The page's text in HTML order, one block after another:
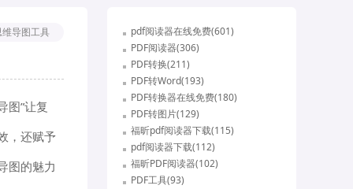
维导图工具
图”让复
，还赋予
图的魅力
pdf阅读器在线免费(601)
PDF阅读器(306)
PDF转换(211)
PDF转Word(193)
PDF转换器在线免费(180)
PDF转图片(129)
福昕pdf阅读器下载(115)
pdf阅读器下载(112)
福昕PDF阅读器(102)
PDF工具(93)